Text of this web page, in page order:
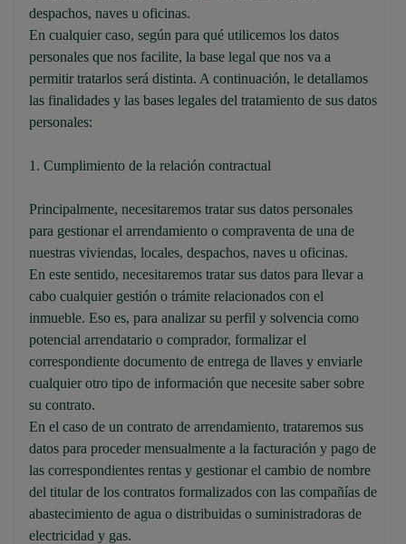
despachos, naves u oficinas.
En cualquier caso, según para qué utilicemos los datos
personales que nos facilite, la base legal que nos va a
permitir tratarlos será distinta. A continuación, le detallamos
las finalidades y las bases legales del tratamiento de sus datos
personales:
1. Cumplimiento de la relación contractual
Principalmente, necesitaremos tratar sus datos personales
para gestionar el arrendamiento o compraventa de una de
nuestras viviendas, locales, despachos, naves u oficinas.
En este sentido, necesitaremos tratar sus datos para llevar a
cabo cualquier gestión o trámite relacionados con el
inmueble. Eso es, para analizar su perfil y solvencia como
potencial arrendatario o comprador, formalizar el
correspondiente documento de entrega de llaves y enviarle
cualquier otro tipo de información que necesite saber sobre
su contrato.
En el caso de un contrato de arrendamiento, trataremos sus
datos para proceder mensualmente a la facturación y pago de
las correspondientes rentas y gestionar el cambio de nombre
del titular de los contratos formalizados con las compañías de
abastecimiento de agua o distribuidas o suministradoras de
electricidad y gas.